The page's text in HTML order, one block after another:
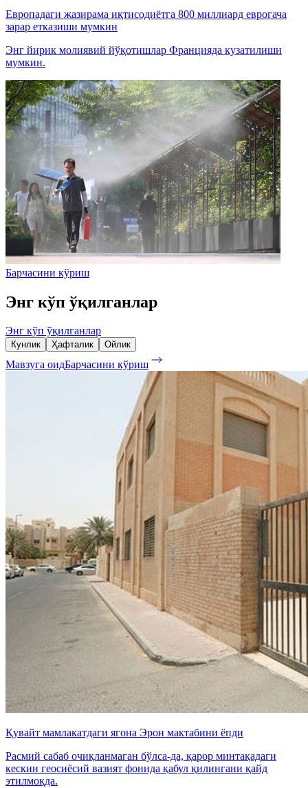
Европадаги жазирама иқтисодиётга 800 миллиард еврогача
зарар етказиши мумкин
Энг йирик молиявий йўқотишлар Францияда кузатилиши
мумкин.
Барчасини кўриш
Энг кўп ўқилганлар
Энг кўп ўқилганлар
Кунлик Ҳафталик Ойлик
Мавзуга оидБарчасини кўриш
Қувайт мамлакатдаги ягона Эрон мактабини ёпди
Расмий сабаб очиқланмаган бўлса-да, қарор минтақадаги
кескин геосиёсий вазият фонида қабул қилингани қайд
этилмоқда.